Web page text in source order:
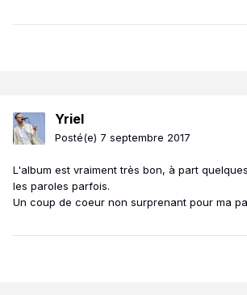
Yriel
Posté(e) 7 septembre 2017
L'album est vraiment très bon, à part
les paroles parfois.
Un coup de coeur non surprenant pour ma